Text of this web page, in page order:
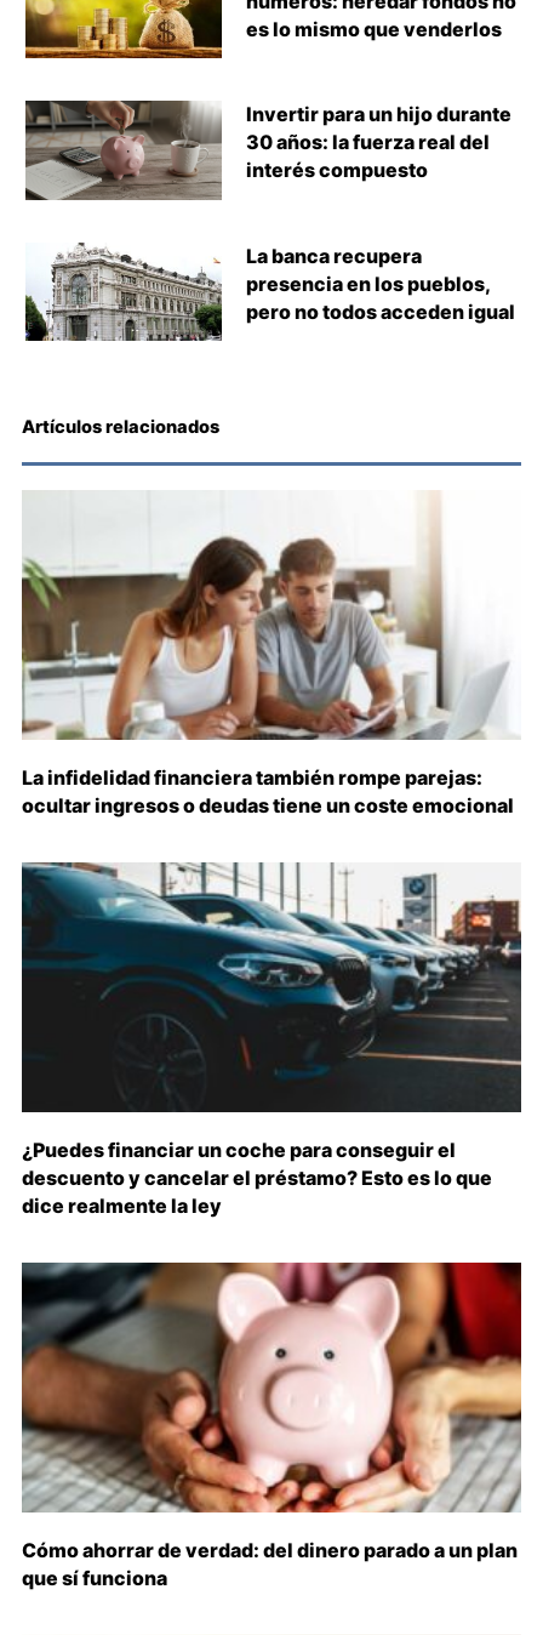
es lo mismo que venderlos
Invertir para un hijo durante
30 años: la fuerza real del
interés compuesto
La banca recupera
presencia en los pueblos,
pero no todos acceden igual
Artículos relacionados
La infidelidad financiera también rompe parejas:
ocultar ingresos o deudas tiene un coste emocional
¿Puedes financiar un coche para conseguir el
descuento y cancelar el préstamo? Esto es lo que
dice realmente la ley
Cómo ahorrar de verdad: del dinero parado a un plan
que sí funciona